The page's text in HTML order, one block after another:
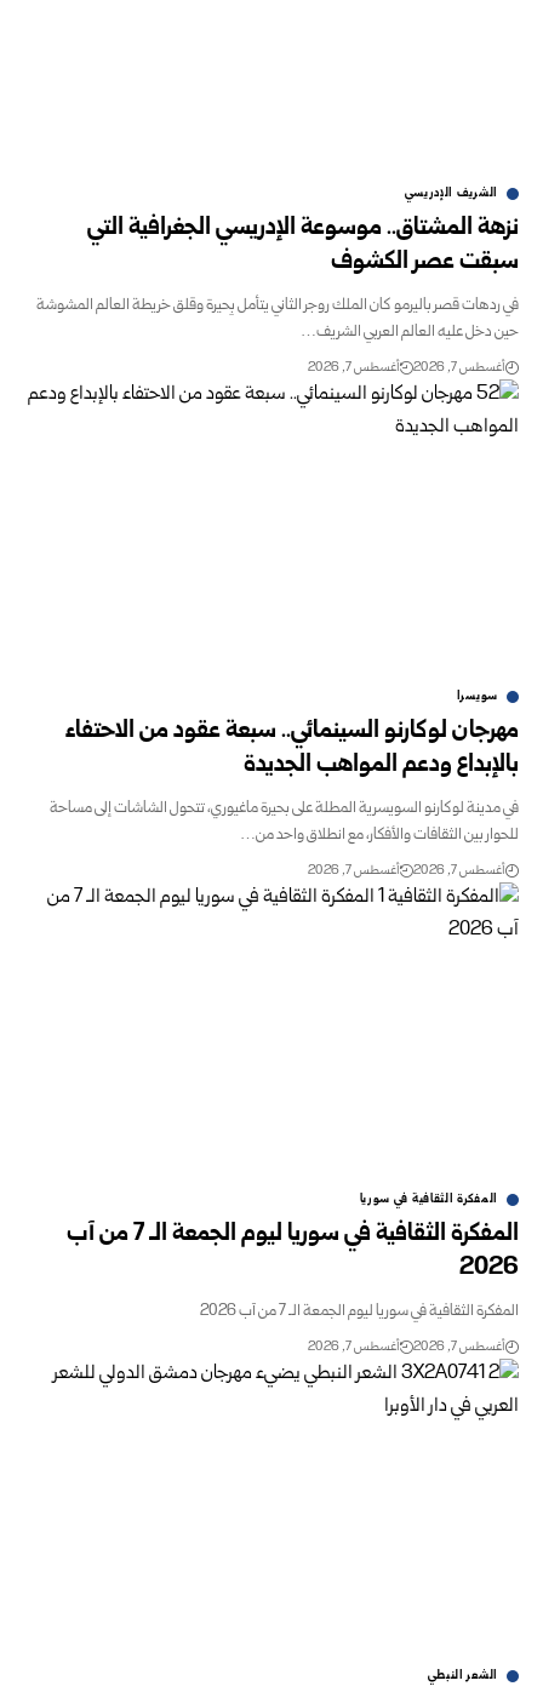
الشريف الإدريسي
نزهة المشتاق.. موسوعة الإدريسي الجغرافية التي
سبقت عصر الكشوف
في ردهات قصر باليرمو كان الملك روجر الثاني يتأمل بِحيرة وقلق خريطة العالم المشوشة
حين دخل عليه العالم العربي الشريف…
أغسطس 7, 2026 أغسطس 7, 2026
سويسرا
مهرجان لوكارنو السينمائي.. سبعة عقود من الاحتفاء
بالإبداع ودعم المواهب الجديدة
في مدينة لوكارنو السويسرية المطلة على بحيرة ماغيوري، تتحول الشاشات إلى مساحة
للحوار بين الثقافات والأفكار، مع انطلاق واحد من…
أغسطس 7, 2026 أغسطس 7, 2026
المفكرة الثقافية في سوريا
المفكرة الثقافية في سوريا ليوم الجمعة الـ 7 من آب
2026
المفكرة الثقافية في سوريا ليوم الجمعة الـ 7 من آب 2026
أغسطس 7, 2026 أغسطس 7, 2026
الشعر النبطي